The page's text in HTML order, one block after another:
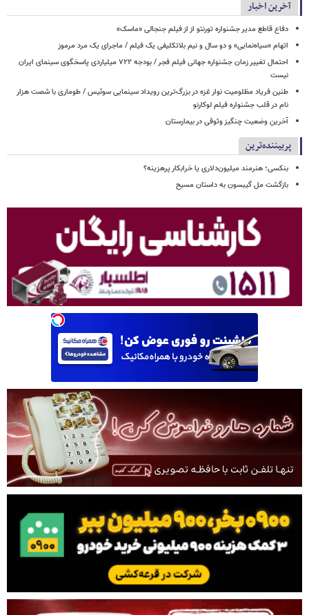
آخرین اخبار
دفاع قاطع مدیر جشنواره تورنتو از از فیلم جنجالی «ماسک»
اتهام «سیاه‌نمایی» و دو سال و نیم بلاتکلیفی یک فیلم / ماجرای یک مرد مرموز
احتمال تغییر زمان جشنواره جهانی فیلم فجر / بودجه ۷۲۲ میلیاردی پاسخگوی سینمای ایران
نیست
طنین فریاد مظلومیت نوار غزه در بزرگ‌ترین رویداد سینمایی سوئیس / طوماری با شصت هزار
نام در قلب جشنواره فیلم لوکارنو
آخرین وضعیت چنگیز وثوقی در بیمارستان
پربیننده‌ترین
بنکسی؛ هنرمند میلیون‌دلاری یا خرابکار پرهزینه؟
بازگشت مل گیبسون به داستان مسیح